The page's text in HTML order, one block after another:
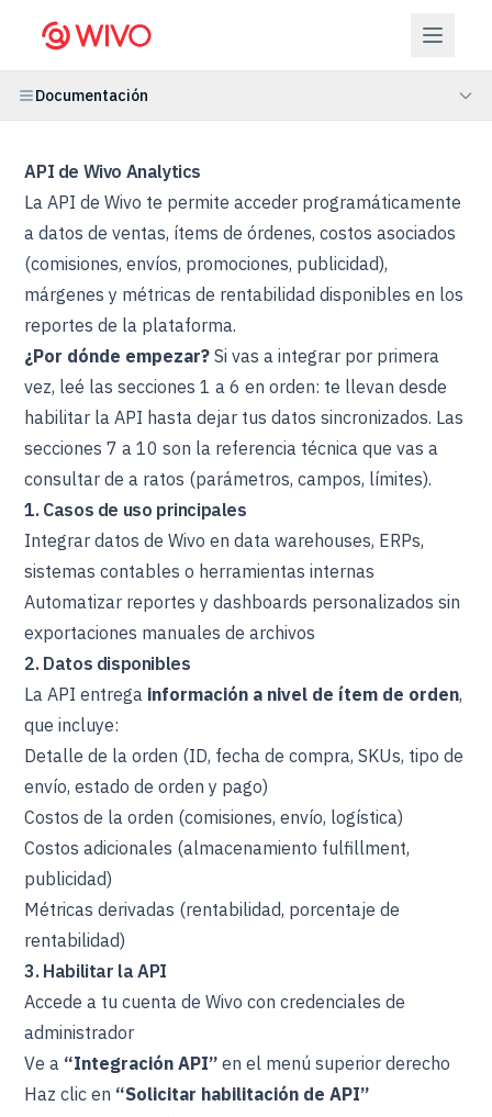
Documentación
API de Wivo Analytics
La API de Wivo te permite acceder programáticamente
a datos de ventas, ítems de órdenes, costos asociados
(comisiones, envíos, promociones, publicidad),
márgenes y métricas de rentabilidad disponibles en los
reportes de la plataforma.
¿Por dónde empezar? Si vas a integrar por primera
vez, leé las secciones 1 a 6 en orden: te llevan desde
habilitar la API hasta dejar tus datos sincronizados. Las
secciones 7 a 10 son la referencia técnica que vas a
consultar de a ratos (parámetros, campos, límites).
1. Casos de uso principales
Integrar datos de Wivo en data warehouses, ERPs,
sistemas contables o herramientas internas
Automatizar reportes y dashboards personalizados sin
exportaciones manuales de archivos
2. Datos disponibles
La API entrega información a nivel de ítem de orden,
que incluye:
Detalle de la orden (ID, fecha de compra, SKUs, tipo de
envío, estado de orden y pago)
Costos de la orden (comisiones, envío, logística)
Costos adicionales (almacenamiento fulfillment,
publicidad)
Métricas derivadas (rentabilidad, porcentaje de
rentabilidad)
3. Habilitar la API
Accede a tu cuenta de Wivo con credenciales de
administrador
Ve a “Integración API” en el menú superior derecho
Haz clic en “Solicitar habilitación de API”